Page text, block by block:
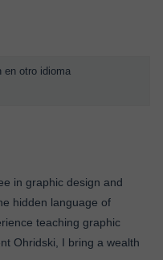
en otro idioma
in graphic design and
hidden language of
teaching graphic
Ohridski, I bring a wealth